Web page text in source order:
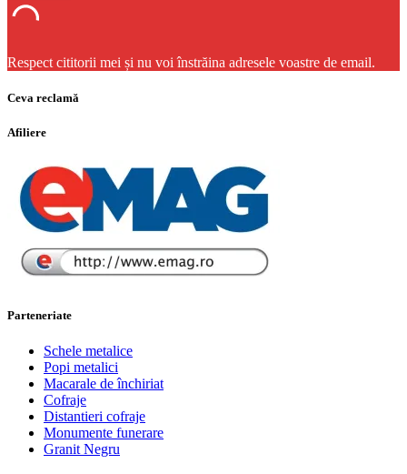
Respect cititorii mei și nu voi înstrăina adresele voastre de email.
Ceva reclamă
Afiliere
Parteneriate
Schele metalice
Popi metalici
Macarale de închiriat
Cofraje
Distantieri cofraje
Monumente funerare
Granit Negru